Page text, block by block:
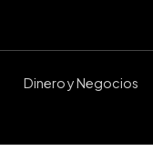
Dinero y Negocios